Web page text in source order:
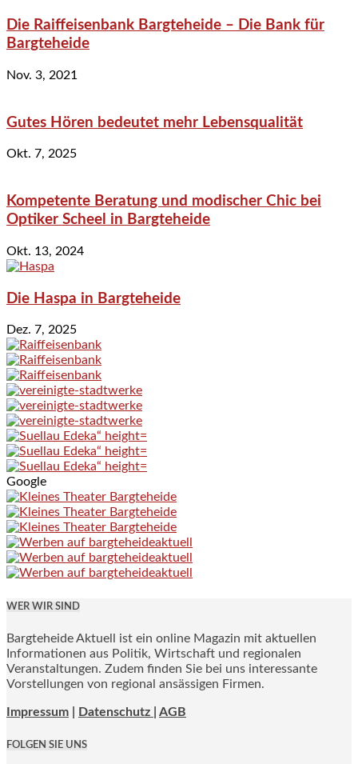
Die Raiffeisenbank Bargteheide – Die Bank für
Bargteheide
Nov. 3, 2021
Gutes Hören bedeutet mehr Lebensqualität
Okt. 7, 2025
Kompetente Beratung und modischer Chic bei
Optiker Scheel in Bargteheide
Okt. 13, 2024
Die Haspa in Bargteheide
Dez. 7, 2025
Google
WER WIR SIND
Bargteheide Aktuell ist ein online Magazin mit aktuellen
Informationen aus Politik, Wirtschaft und regionalen
Veranstaltungen. Zudem finden Sie bei uns interessante
Vorstellungen von regional ansässigen Firmen.
Impressum Datenschutz | AGB
FOLGEN SIE UNS